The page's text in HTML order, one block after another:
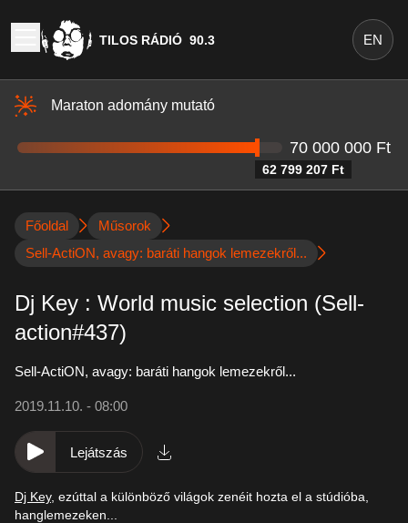
TILOS RÁDIÓ 90.3 EN
Maraton adomány mutató
62 799 207 Ft
70 000 000 Ft
Főoldal
Műsorok
Sell-ActiON, avagy: baráti hangok lemezekről...
Dj Key : World music selection (Sell-
action#437)
Sell-ActiON, avagy: baráti hangok lemezekről...
2019.11.10. - 08:00
Lejátszás
Dj Key, ezúttal a különböző világok zenéit hozta el a stúdióba,
hanglemezeken...